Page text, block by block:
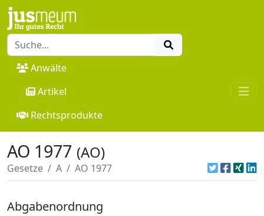
Anwälte
Artikel
Rechtsprodukte
AO 1977 (AO)
Gesetze A AO 1977
Abgabenordnung